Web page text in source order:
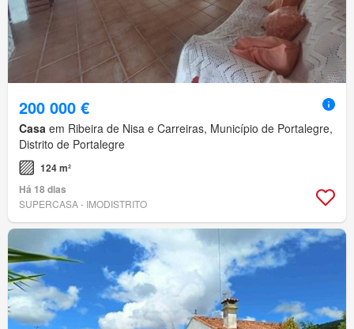
200 000 €
Casa em Ribeira de Nisa e Carreiras, Município de Portalegre,
Distrito de Portalegre
124 m²
Há 18 dias
SUPERCASA - IMODISTRITO